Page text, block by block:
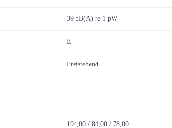
39 dB(A) re 1 pW
E
Freistehend
194,00 / 84,00 / 78,00